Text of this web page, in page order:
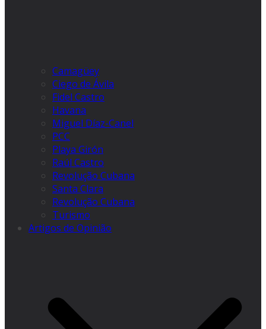
Camagüey
Ciego de Ávila
Fidel Castro
Havana
Miguel Díaz-Canel
PCC
Playa Girón
Raúl Castro
Revolução Cubana
Santa Clara
Revolução Cubana
Turismo
Artigos de Opinião